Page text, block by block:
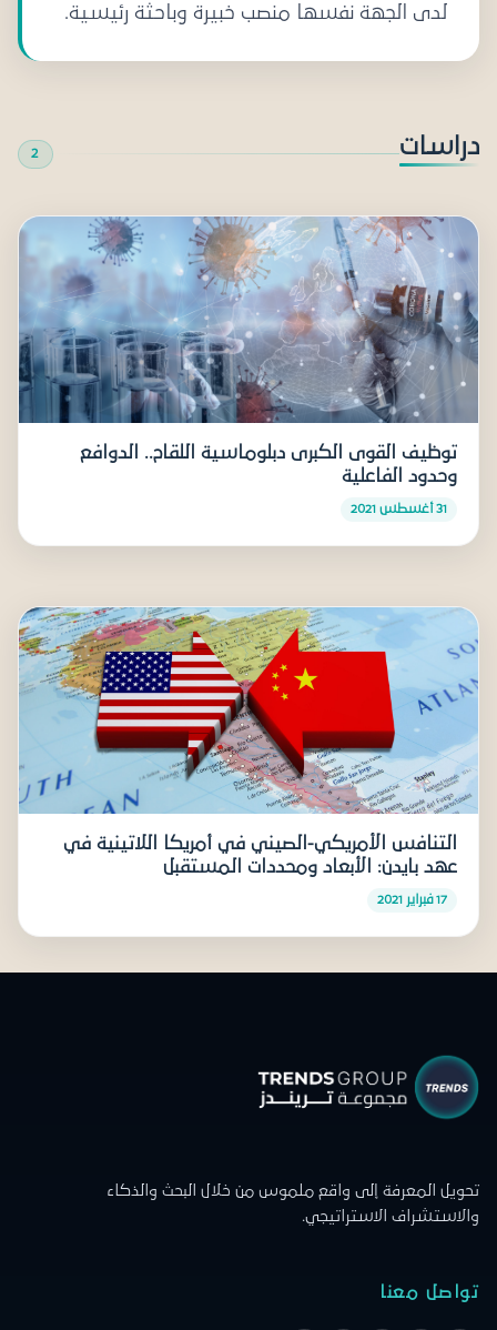
لدى الجهة نفسها منصب خبيرة وباحثة رئيسية.
دراسات 2
توظيف القوى الكبرى دبلوماسية اللقاح.. الدوافع
وحدود الفاعلية
31 أغسطس 2021
التنافس الأمريكي-الصيني في أمريكا اللاتينية في
عهد بايدن: الأبعاد ومحددات المستقبل
17 فبراير 2021
تحويل المعرفة إلى واقع ملموس من خلال البحث والذكاء
والاستشراف الاستراتيجي.
تواصل معنا